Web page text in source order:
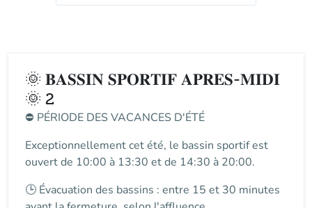
🌞 𝐁𝐀𝐒𝐒𝐈𝐍 𝐒𝐏𝐎𝐑𝐓𝐈𝐅 𝐀𝐏𝐑𝐄𝐒-𝐌𝐈𝐃𝐈
🌞 2
⛔ PÉRIODE DES VACANCES D'ÉTÉ
Exceptionnellement cet été, le bassin sportifest
ouvert de 10:00 à 13:30 et de 14:30 à 20:00.
🕒 Évacuation des bassins : entre 15 et 30 minutes